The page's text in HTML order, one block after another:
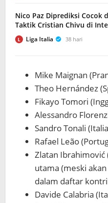
Nico Paz Diprediksi Cocok
Taktik Cristian Chivu di
L Liga Italia 38 hari
Mike Maignan
Theo Hernández
Fikayo Tomori
Alessandro
Sandro Tonali
Rafael Leão
Zlatan Ibrahimović
utama (meski
dalam daftar
Davide Calabria